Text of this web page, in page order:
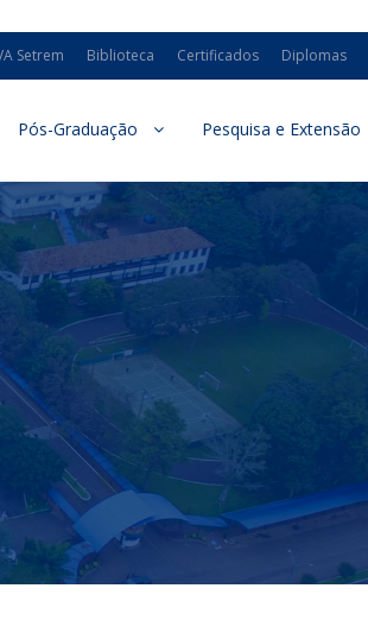
Setrem Biblioteca Certificados Diplomas
Pós-Graduação Pesquisa e Extensão